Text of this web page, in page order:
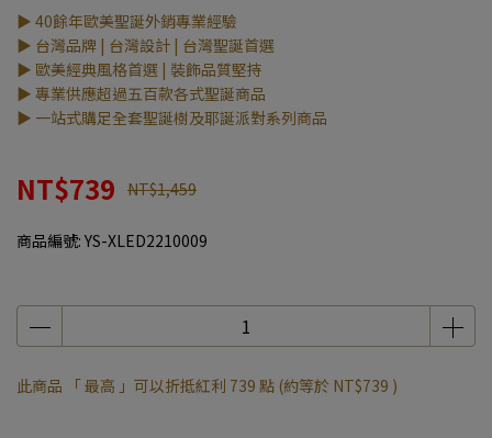
▶ 40餘年歐美聖誕外銷專業經驗
▶ 台灣品牌 | 台灣設計 | 台灣聖誕首選
▶ 歐美經典風格首選 | 裝飾品質堅持
▶ 專業供應超過五百款各式聖誕商品
▶ 一站式購足全套聖誕樹及耶誕派對系列商品
NT$739 NT$1,459
商品編號: YS-XLED2210009
此商品 「 最高 」可以折抵紅利 739 點 (約等於 NT$739 )